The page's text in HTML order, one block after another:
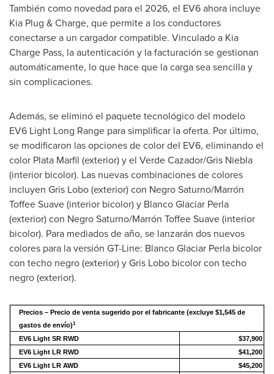
También como novedad para el 2026, el EV6 ahora incluye
Kia Plug & Charge, que permite a los conductores
conectarse a un cargador compatible. Vinculado a Kia
Charge Pass, la autenticación y la facturación se gestionan
automáticamente, lo que hace que la carga sea sencilla y
sin complicaciones.
Además, se eliminó el paquete tecnológico del modelo
EV6 Light Long Range para simplificar la oferta. Por último,
se modificaron las opciones de color del EV6, eliminando el
color Plata Marfil (exterior) y el Verde Cazador/Gris Niebla
(interior bicolor). Las nuevas combinaciones de colores
incluyen Gris Lobo (exterior) con Negro Saturno/Marrón
Toffee Suave (interior bicolor) y Blanco Glaciar Perla
(exterior) con Negro Saturno/Marrón Toffee Suave (interior
bicolor). Para mediados de año, se lanzarán dos nuevos
colores para la versión GT-Line: Blanco Glaciar Perla bicolor
con techo negro (exterior) y Gris Lobo bicolor con techo
negro (exterior).
Precios – Precio de venta sugerido por el fabricante (excluye $1,545 de
gastos de envío)1
EV6 Light SR RWD
$37,900
EV6 Light LR RWD
$41,200
EV6 Light LR AWD
$45,200